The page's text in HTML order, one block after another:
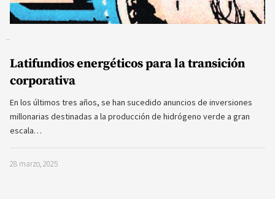
Latifundios energéticos para la transición
corporativa
En los últimos tres años, se han sucedido anuncios de inversiones
millonarias destinadas a la producción de hidrógeno verde a gran
escala…
28 marzo, 2025